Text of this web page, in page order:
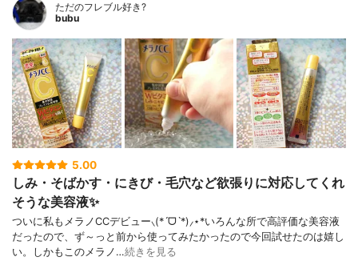
ただのフレブル好き?
bubu
5.00
しみ・そばかす・にきび・毛穴など欲張りに対応してくれ
そうな美容液✨
ついに私もメラノCCデビュー⸜(*ˊᗜˋ*)⸝⋆*いろんな所で高評価な美容液
だったので、ず～っと前から使ってみたかったので今回試せたのは嬉し
い。しかもこのメラノ…続きを見る